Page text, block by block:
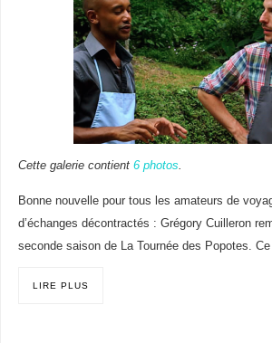
Cette galerie contient 6 photos.
Bonne nouvelle pour tous les amateurs de
d’échanges décontractés : Grégory Cuilleron
seconde saison de La Tournée des Popotes.
LIRE PLUS